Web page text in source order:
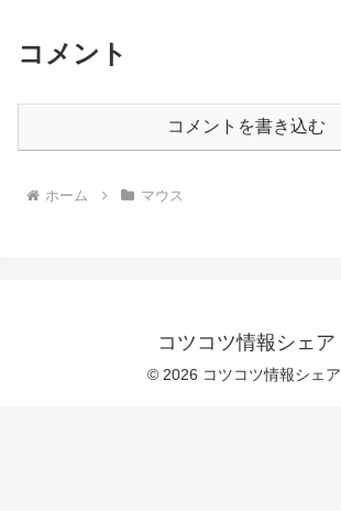
コメント
コメントを書き込む
ホーム マウス
コツコツ情報シェア
© 2026 コツコツ情報シェア.